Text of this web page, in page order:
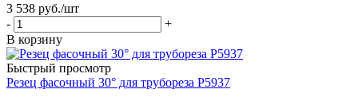
3 538 руб./шт
-
+
В корзину
Быстрый просмотр
Резец фасочный 30° для трубореза Р5937